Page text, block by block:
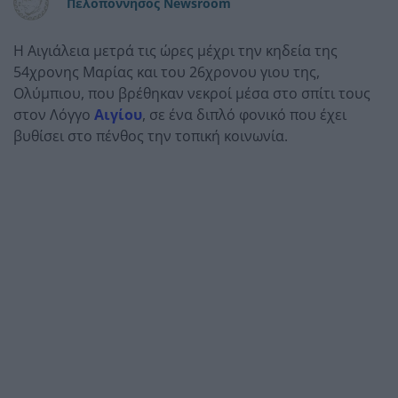
Η Αιγιάλεια μετρά τις ώρες μέχρι την κηδεία της
54χρονης Μαρίας και του 26χρονου γιου της,
Ολύμπιου, που βρέθηκαν νεκροί μέσα στο σπίτι τους
στον Λόγγο Αιγίου, σε ένα διπλό φονικό που έχει
βυθίσει στο πένθος την τοπική κοινωνία.